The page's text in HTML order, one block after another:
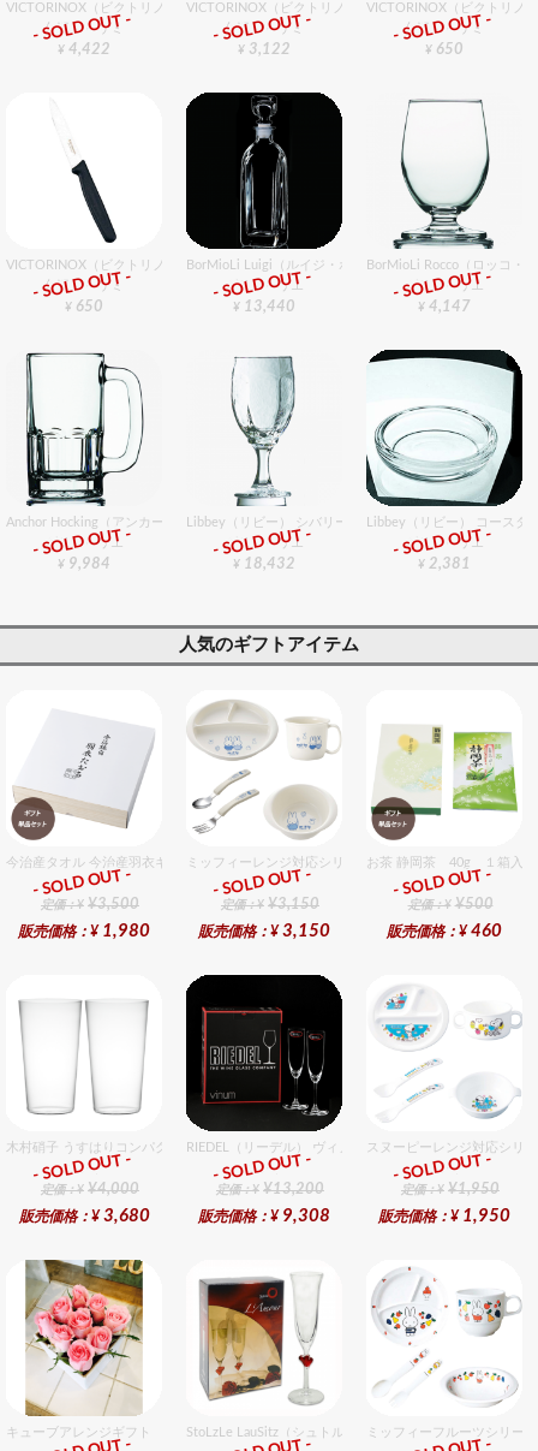
VICTORINOX（ビクトリノックス） ウェーブスライサー 30cm
包丁・ハサミ
¥ 4,422
- SOLD OUT -
VICTORINOX（ビクトリノックス） ウェーブナイフ 25cm
包丁・ハサミ
¥ 3,122
- SOLD OUT -
VICTORINOX（ビクトリ
包丁・ハサミ
¥ 650
- SOLD OUT -
VICTORINOX（ビクトリノックス） 果物ナイフ 10cm
包丁・ハサミ
¥ 650
- SOLD OUT -
BorMioLi Luigi（ルイジ・ボリミオリ） ストラウス デカン
グラスバリエ
¥ 13,440
- SOLD OUT -
BorMioLi Rocco（ロッコ・
グラスバリエ
¥ 4,147
- SOLD OUT -
Anchor Hocking（アンカーホッキング） ビアマグ 1152U 24個入りセット
グラスバリエ
¥ 9,984
- SOLD OUT -
Libbey（リビー） シバリー 3264 36個入りセット
グラスバリエ
¥ 18,432
- SOLD OUT -
Libbey（リビー） コースタ
グラスバリエ
¥ 2,381
- SOLD OUT -
人気のギフトアイテム
今治産タオル 今治産羽衣ギフトバスタオル 1個入セット
ギフト
定価：¥ ¥3,500
販売価格：¥ 1,980
- SOLD OUT -
ミッフィーレンジ対応シリーズ セット販売商品です。
ギフト
定価：¥ ¥3,150
販売価格：¥ 3,150
- SOLD OUT -
お茶 静岡茶 40g １箱入セ
ギフト
定価：¥ ¥500
販売価格：¥ 460
- SOLD OUT -
木村硝子 うすはりコンパクト560cc タンブラーグラスギフトセット（2個入り）
ギフト
定価：¥ ¥4,000
販売価格：¥ 3,680
- SOLD OUT -
RIEDEL（リーデル） ヴィノム 8 シャンパーニュ 2個入り
ギフト
定価：¥ ¥13,200
販売価格：¥ 9,308
- SOLD OUT -
スヌーピーレンジ対応シリ
ギフト
定価：¥ ¥1,950
販売価格：¥ 1,950
- SOLD OUT -
キューブアレンジギフト ピンクStoLzLe LauSitz（シュトルツル ラウンジッツ） アモーレ
ミッフィーフルーツシリー